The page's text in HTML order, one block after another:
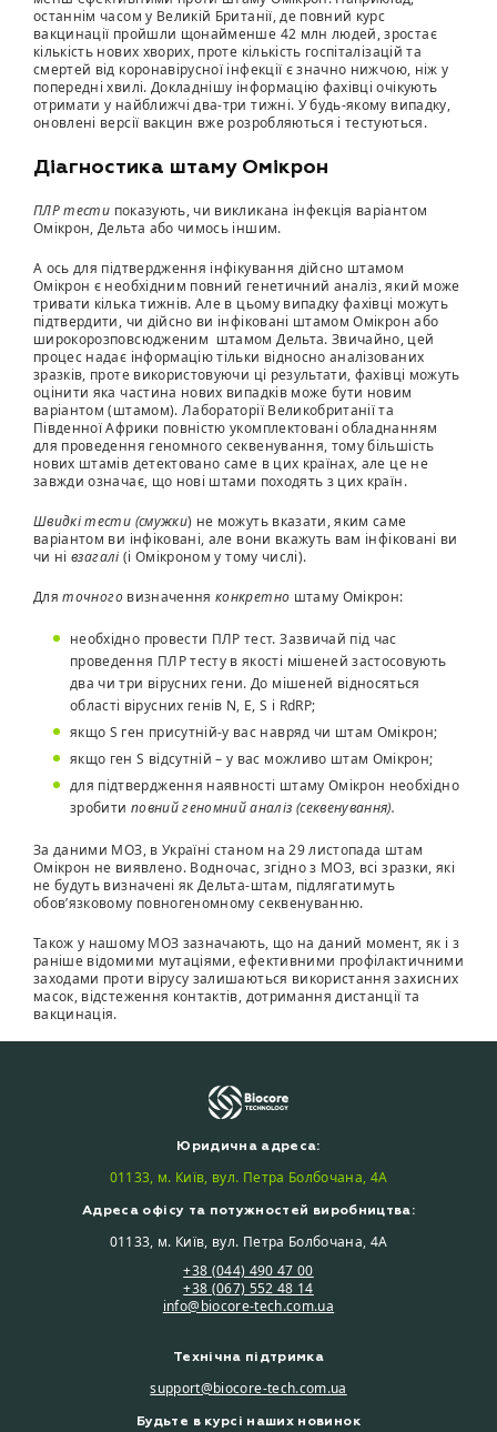
останнім часом у Великій Британії, де повний курс
вакцинації пройшли щонайменше 42 млн людей, зростає
кількість нових хворих, проте кількість госпіталізацій та
смертей від коронавірусної інфекції є значно нижчою, ніж у
попередні хвилі. Докладнішу інформацію фахівці очікують
отримати у найближчі два-три тижні. У будь-якому випадку,
оновлені версії вакцин вже розробляються і тестуються.
Діагностика штаму Омікрон
ПЛР тести показують, чи викликана інфекція варіантом
Омікрон, Дельта або чимось іншим.
А ось для підтвердження інфікування дійсно штамом
Омікрон є необхідним повний генетичний аналіз, який може
тривати кілька тижнів. Але в цьому випадку фахівці можуть
підтвердити, чи дійсно ви інфіковані штамом Омікрон або
широкорозповсюдженим штамом Дельта. Звичайно, цей
процес надає інформацію тільки відносно аналізованих
зразків, проте використовуючи ці результати, фахівці можуть
оцінити яка частина нових випадків може бути новим
варіантом (штамом). Лабораторії Великобританії та
Південної Африки повністю укомплектовані обладнанням
для проведення геномного секвенування, тому більшість
нових штамів детектовано саме в цих країнах, але це не
завжди означає, що нові штами походять з цих країн.
Швидкі тести (смужки) не можуть вказати, яким саме
варіантом ви інфіковані, але вони вкажуть вам інфіковані ви
чи нівзагалі (і Омікроном у тому числі).
Дляточного визначенняконкретно штаму Омікрон:
необхідно провести ПЛР тест. Зазвичай під час
проведення ПЛР тесту в якості мішеней застосовують
два чи три вірусних гени. До мішеней відносяться
області вірусних генів N, E, S і RdRP;
якщо S ген присутній-у вас навряд чи штам Омікрон;
якщо ген S відсутній – у вас можливо штам Омікрон;
для підтвердження наявності штаму Омікрон необхідно
зробити повний геномний аналіз (секвенування).
За даними МОЗ, в Україні станом на 29 листопада штам
Омікрон не виявлено. Водночас, згідно з МОЗ, всі зразки, які
не будуть визначені як Дельта-штам, підлягатимуть
обов’язковому повногеномному секвенуванню.
Також у нашому МОЗ зазначають, що на даний момент, як і з
раніше відомими мутаціями, ефективними профілактичними
заходами проти вірусу залишаються використання захисних
масок, відстеження контактів, дотримання дистанції та
вакцинація.
Юридична адреса:
01133, м. Київ, вул. Петра Болбочана, 4А
Адреса офісу та потужностей виробництва:
01133, м. Київ, вул. Петра Болбочана, 4А
+38 (044) 490 47 00
+38 (067) 552 48 14
info@biocore-tech.com.ua
Технічна підтримка
support@biocore-tech.com.ua
Будьте в курсі наших новинок